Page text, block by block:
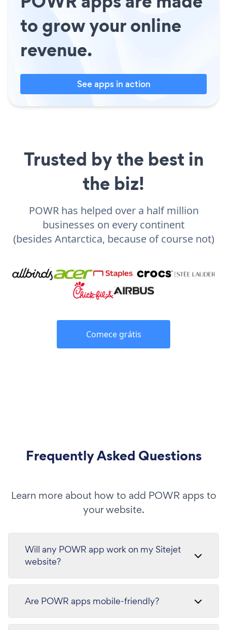
to grow your online
revenue.
See apps in action
Trusted by the best in
the biz!
POWR has helped over a half million
businesses on every continent
(besides Antarctica, because of course not)
Comece grátis
Frequently Asked Questions
Learn more about how to add POWR apps to
your website.
Will any POWR app work on my Sitejet
website?
Are POWR apps mobile-friendly?